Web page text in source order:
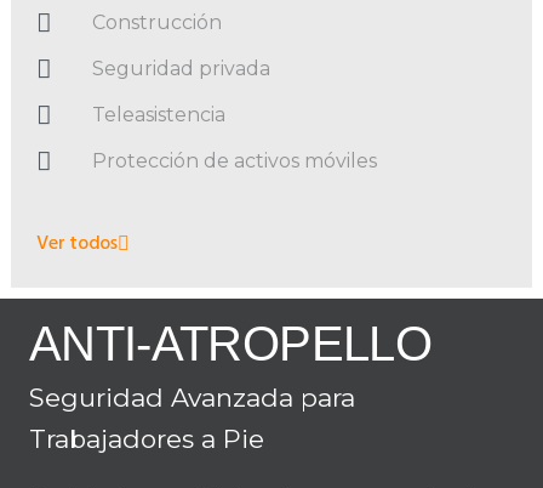
Construcción
Seguridad privada
Teleasistencia
Protección de activos móviles
Ver todos
ANTI-ATROPELLO
Seguridad Avanzada para
Trabajadores a Pie